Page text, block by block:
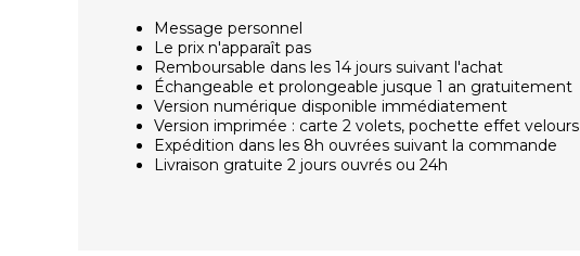
Message personnel
Le prix n'apparaît pas
Remboursable dans les 14 jours suivant l'achat
Échangeable et prolongeable jusque 1 an gratuitement
Version numérique disponible immédiatement
Version imprimée : carte 2 volets, pochette effet velours
Expédition dans les 8h ouvrées suivant la commande
Livraison gratuite 2 jours ouvrés ou 24h